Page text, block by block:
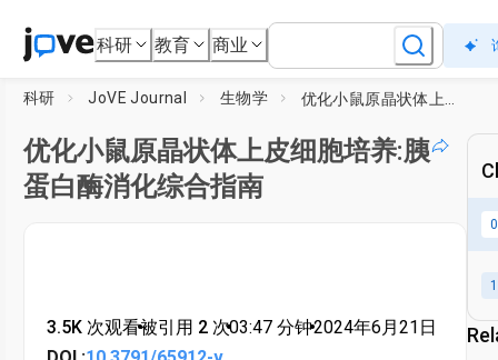
科研 教育 商业
科研 JoVE Journal 生物学
优化小鼠原晶状体上皮细胞培养:胰
蛋白酶消化综合指南
3.5K 次观看•被引用 2 次•03:47 分钟•2024年6月21日